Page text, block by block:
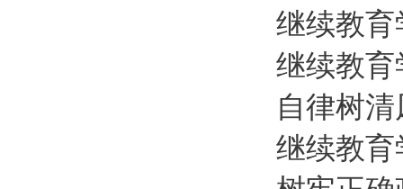
继续教
继续教
自律树
继续教